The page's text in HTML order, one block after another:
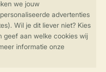
gegevens &